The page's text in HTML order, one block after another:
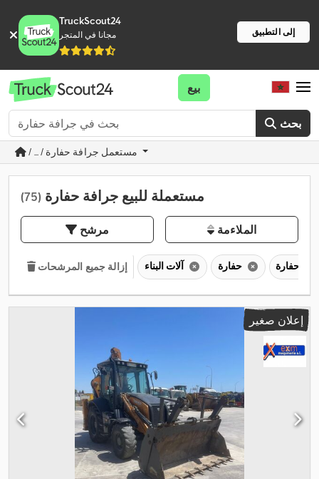
TruckScout24
مجانا في المتجر إلى التطبيق
بحث
بيع
مستعملة للبيع جرافة حفارة (75)
مرشح الملاءمة
إزالة جميع المرشحات آلات البناء حفارة
إعلان صغير